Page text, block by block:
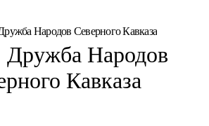
Народов Северного Кавказа
Дружба Народов
Кавказа